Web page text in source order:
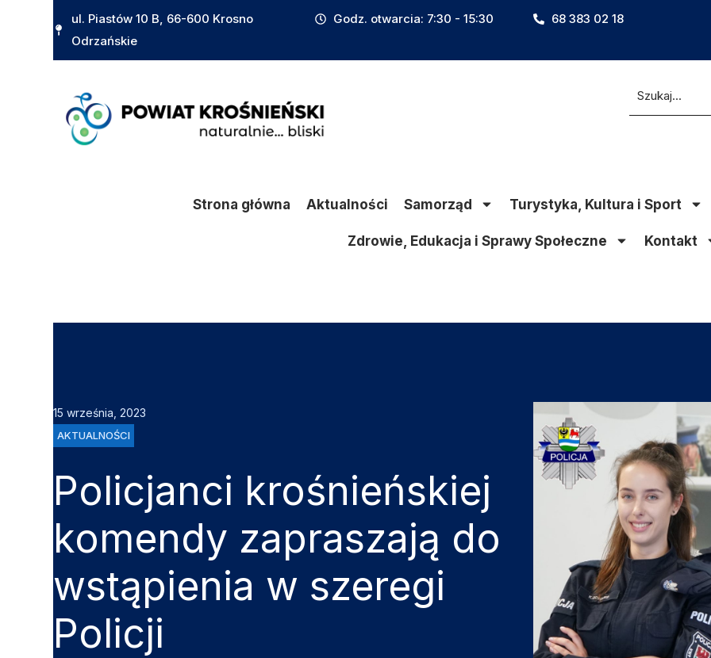
treściul. Piastów 10 B, 66-600 Krosno
Odrzańskie
Godz. otwarcia: 7:30 - 15:30 68 383 02 18
Strona główna Aktualności Samorząd Turystyka, Kultura i Sport
Zdrowie, Edukacja i Sprawy Społeczne Kontakt
15 września, 2023
AKTUALNOŚCI
Policjanci krośnieńskiej
komendy zapraszają do
wstąpienia w szeregi
Policji